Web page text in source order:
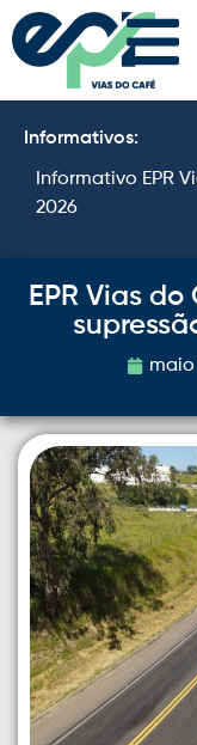
Informativos:
Informativo EPR
2026
EPR Vias
maio